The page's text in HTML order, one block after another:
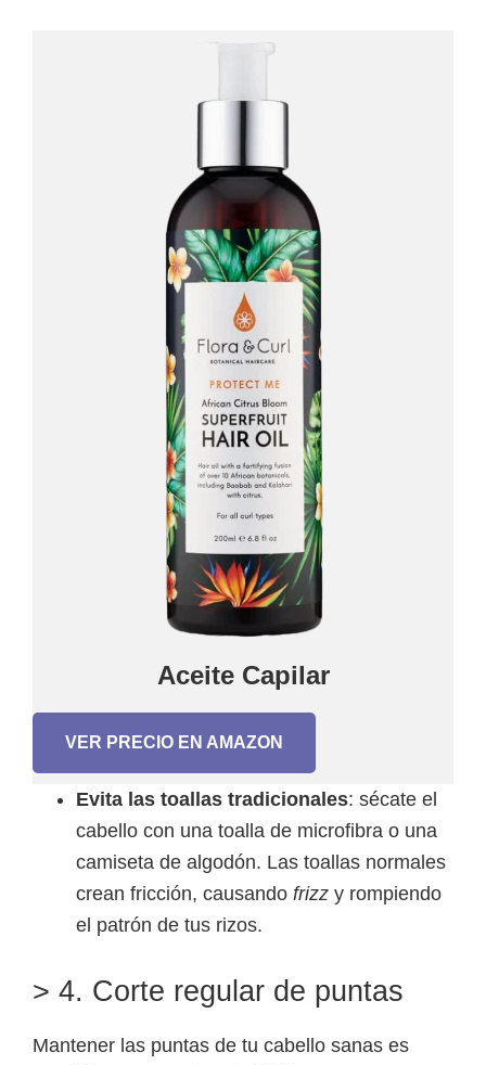
Aceite Capilar
VER PRECIO EN AMAZON
Evita las toallas tradicionales: sécate el
cabello con una toalla de microfibra o una
camiseta de algodón. Las toallas normales
crean fricción, causando frizz y rompiendo
el patrón de tus rizos.
> 4. Corte regular de puntas
Mantener las puntas de tu cabello sanas es